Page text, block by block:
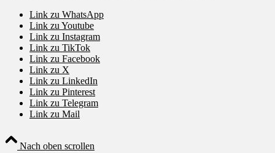
Link zu WhatsApp
Link zu Youtube
Link zu Instagram
Link zu TikTok
Link zu Facebook
Link zu X
Link zu LinkedIn
Link zu Pinterest
Link zu Telegram
Link zu Mail
Nach oben scrollen